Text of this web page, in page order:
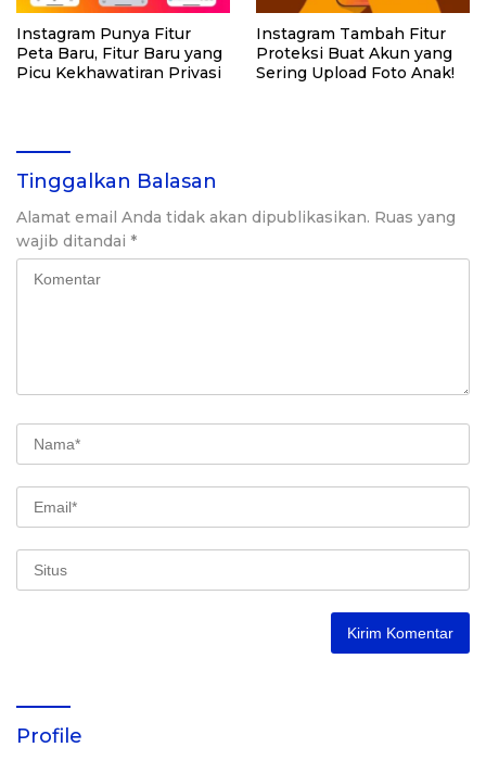
Instagram Punya Fitur
Peta Baru, Fitur Baru yang
Picu Kekhawatiran Privasi
Instagram Tambah Fitur
Proteksi Buat Akun yang
Sering Upload Foto Anak!
Tinggalkan Balasan
Alamat email Anda tidak akan dipublikasikan. Ruas yang
wajib ditandai *
Profile